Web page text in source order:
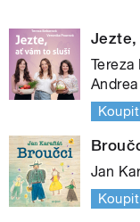
Tereza
Koupit
Jan
Koupit